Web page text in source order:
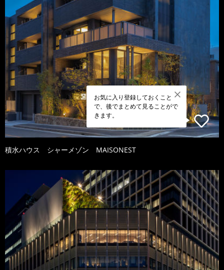
お気に入り登録しておくこと
で、後でまとめて見ることがで
きます。
積水ハウス シャーメゾン MAISONEST